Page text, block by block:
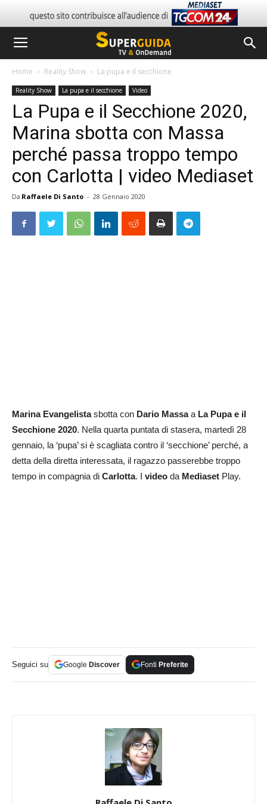
Home Reality Show La pupa e il secchione
Reality Show La pupa e il secchione Video
La Pupa e il Secchione 2020,
Marina sbotta con Massa
perché passa troppo tempo
con Carlotta | video Mediaset
Da Raffaele Di Santo - 28 Gennaio 2020
Marina Evangelistasbotta con Dario Massaa La Pupa e il
Secchione 2020. Nella quarta puntata di stasera, martedì 28
gennaio, la ‘pupa’ si è scagliata contro il ‘secchione’ perché, a
detta della diretta interessata, il ragazzo passerebbe troppo
tempo in compagnia di Carlotta. I video da Mediaset Play.
Seguici su Google Discover Fonti Preferite